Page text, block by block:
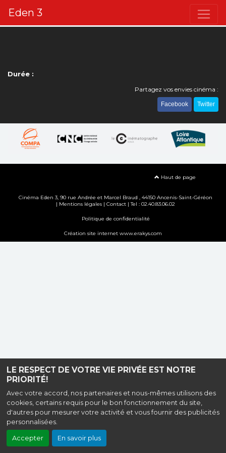
LE RESPECT DE VOTRE VIE PRIVÉE EST NOTRE
PRIORITÉ!
Avec votre accord, nos partenaires et nous-mêmes utilisons des
cookies, certains requis pour le bon fonctionnement du site,
d'autres pour mesurer votre activité et vous fournir des publicités
personnalisées.
Accepter En savoir plus
Eden 3
Durée :
Partagez vos envies cinéma :
Facebook Twitter
Haut de page
Cinéma Eden 3, 90 rue Andrée et Marcel Braud , 44150 Ancenis-Saint-Géréon
| Mentions légales | Contact | Tel : 02.40.83.06.02
Politique de confidentialité
Création site internet www.erakys.com